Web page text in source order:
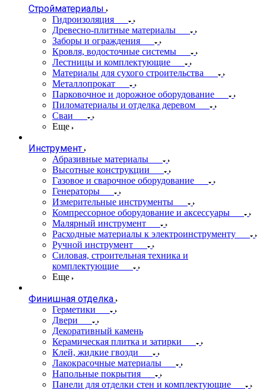
Стройматериалы
Гидроизоляция
Древесно-плитные материалы
Заборы и ограждения
Кровля, водосточные системы
Лестницы и комплектующие
Материалы для сухого строительства
Металлопрокат
Парковочное и дорожное оборудование
Пиломатериалы и отделка деревом
Сваи
Еще
Инструмент
Абразивные материалы
Высотные конструкции
Газовое и сварочное оборудование
Генераторы
Измерительные инструменты
Компрессорное оборудование и аксессуары
Малярный инструмент
Расходные материалы к электроинструменту
Ручной инструмент
Силовая, строительная техника и
комплектующие
Еще
Финишная отделка
Герметики
Двери
Декоративный камень
Керамическая плитка и затирки
Клей, жидкие гвозди
Лакокрасочные материалы
Напольные покрытия
Панели для отделки стен и комплектующие